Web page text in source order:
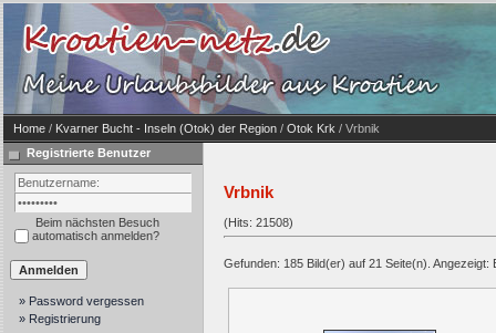
Home / Kvarner Bucht - Inseln (Otok) der Region / Otok Krk / Vrbnik
Registrierte Benutzer
Beim nächsten Besuch
automatisch anmelden?
» Password vergessen
» Registrierung
Vrbnik
(Hits: 21508)
Gefunden: 185 Bild(er) auf 21 Seite(n). Angezeigt: